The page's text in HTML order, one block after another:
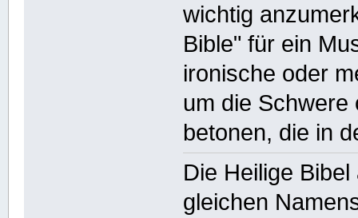
wichtig
Bible" für ein
ironische oder
um die Schwere
betonen, die in
Die Heilige
gleichen